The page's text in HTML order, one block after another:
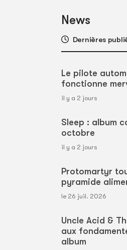
News
Dernières
Le pilote
fonctionne
il y a 2 jours
Sleep : album
octobre
il y a 2 jours
Protomartyr
pyramide
le 26 juil. 2026
Uncle Acid &
aux
album